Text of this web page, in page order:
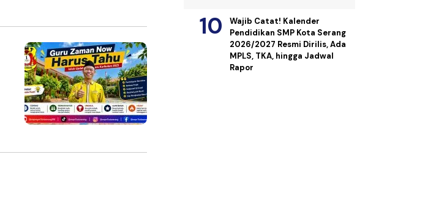
Wajib Catat! Kalender
Pendidikan SMP Kota Serang
2026/2027 Resmi Dirilis, Ada
MPLS, TKA, hingga Jadwal
Rapor